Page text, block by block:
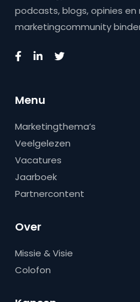
podcasts, blogs, opinies en
marketingcommunity
Menu
Marketingthema’s
Veelgelezen
Vacatures
Jaarboek
Partnercontent
Over
Missie & Visie
Colofon